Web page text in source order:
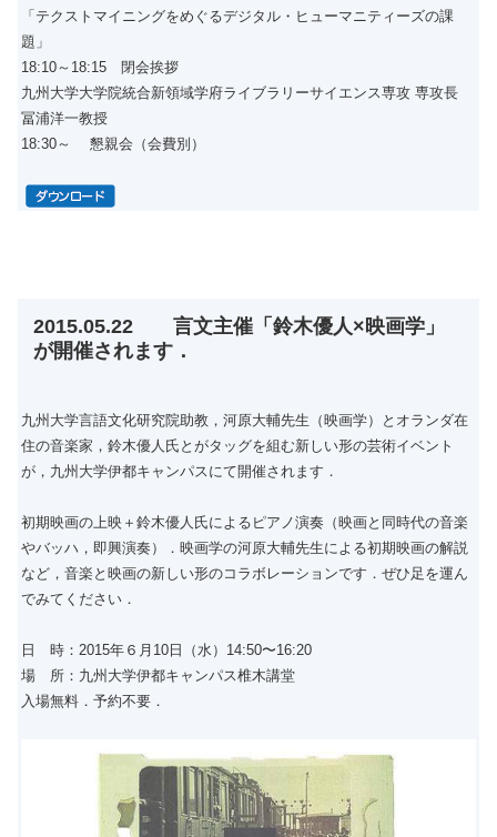
「テクストマイニングをめぐるデジタル・ヒューマニティーズの課
題」
18:10～18:15 閉会挨拶
九州大学大学院統合新領域学府ライブラリーサイエンス専攻 専攻長
冨浦洋一教授
18:30～ 懇親会（会費別）
2015.05.22 言文主催「鈴木優人×映画学」
が開催されます．
九州大学言語文化研究院助教，河原大輔先生（映画学）とオランダ在
住の音楽家，鈴木優人氏とがタッグを組む新しい形の芸術イベント
が，九州大学伊都キャンパスにて開催されます．
初期映画の上映＋鈴木優人氏によるピアノ演奏（映画と同時代の音楽
やバッハ，即興演奏）．映画学の河原大輔先生による初期映画の解説
など，音楽と映画の新しい形のコラボレーションです．ぜひ足を運ん
でみてください．
日 時：2015年６月10日（水）14:50〜16:20
場 所：九州大学伊都キャンパス椎木講堂
入場無料．予約不要．